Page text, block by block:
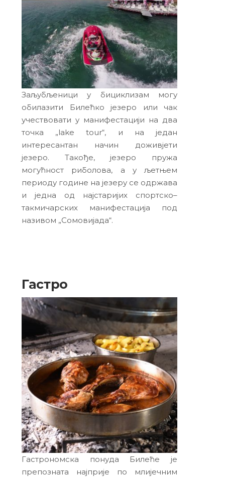
Заљубљеници у бициклизам могу
обилазити Билећко језеро или чак
учествовати у манифестацији на два
точка „lake tour“, и на један
интересантан начин доживјети
језеро. Такође, језеро пружа
могућност риболова, а у љетњем
периоду године на језеру се одржава
и једна од најстаријих спортско–
такмичарских манифестација под
називом „Сомовијада“.
Гастро
Гастрономска понуда Билеће је
препозната најприје по млијечним